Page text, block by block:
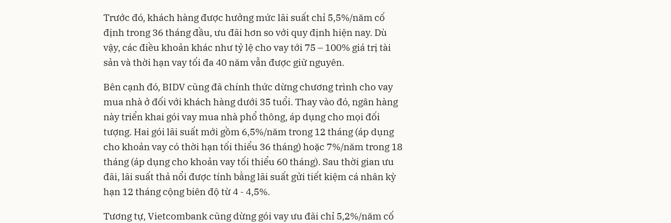
Trước đó, khách hàng được hưởng mức lãi suất chỉ 5,5%/năm cố
định trong 36 tháng đầu, ưu đãi hơn so với quy định hiện nay. Dù
vậy, các điều khoản khác như tỷ lệ cho vay tới 75 – 100% giá trị tài
sản và thời hạn vay tối đa 40 năm vẫn được giữ nguyên.
Bên cạnh đó, BIDV cũng đã chính thức dừng chương trình cho vay
mua nhà ở đối với khách hàng dưới 35 tuổi. Thay vào đó, ngân hàng
này triển khai gói vay mua nhà phổ thông, áp dụng cho mọi đối
tượng. Hai gói lãi suất mới gồm 6,5%/năm trong 12 tháng (áp dụng
cho khoản vay có thời hạn tối thiểu 36 tháng) hoặc 7%/năm trong 18
tháng (áp dụng cho khoản vay tối thiểu 60 tháng). Sau thời gian ưu
đãi, lãi suất thả nổi được tính bằng lãi suất gửi tiết kiệm cá nhân kỳ
hạn 12 tháng cộng biên độ từ 4 - 4,5%.
Tương tự, Vietcombank cũng dừng gói vay ưu đãi chỉ 5,2%/năm cố